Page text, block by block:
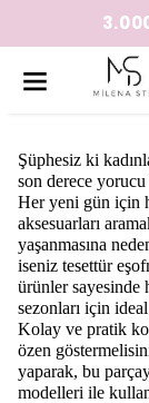
Şüphesiz ki
son derece
Her yeni gün için
aksesuarları
yaşanmasına
iseniz tesettür
ürünler sayesinde
sezonları için
Kolay ve pratik
özen
yaparak, bu
modelleri ile